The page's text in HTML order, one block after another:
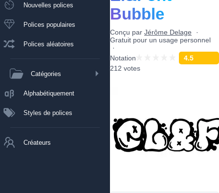
Nouvelles polices
Polices populaires
Polices aléatoires
Catégories
Alphabétiquement
Styles de polices
Créateurs
Bubble
Conçu par Jérôme Delage
Gratuit pour un usage personnel
Notation
4.5
212 votes